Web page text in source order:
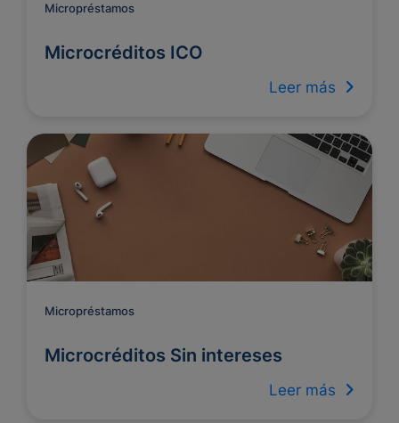
Micropréstamos
Microcréditos ICO
Leer más
Micropréstamos
Microcréditos Sin intereses
Leer más